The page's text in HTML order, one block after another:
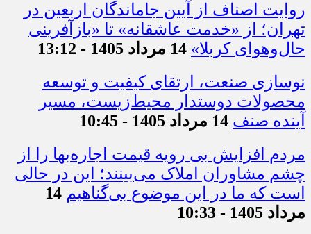
روایت اصناف از آیین جاماندگان اربعین در
تهران؛ از «خدمت عاشقانه» تا «بازآفرینی
حال‌وهوای کربلا» 14 مرداد 1405 - 13:12
نوسازی صنعت، ارتقای کیفیت و توسعه
محصولات دوستدار محیط‌زیست، مسیر
آینده صنف 14 مرداد 1405 - 10:45
مردم افزایش بی رویه قیمت اجاره‌بها را از
چشم مشاوران املاک می‌بینند؛ این در حالی
است که ما در این موضوع بی‌گناهیم 14
مرداد 1405 - 10:33